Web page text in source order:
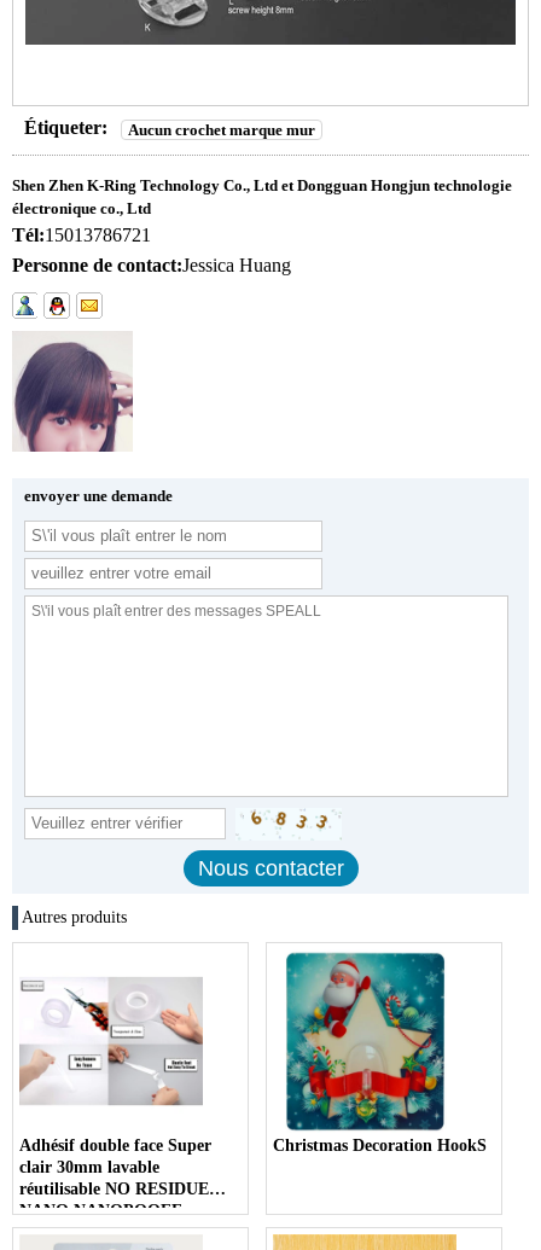
Étiqueter: Aucun crochet marque mur
Shen Zhen K-Ring Technology Co., Ltd et Dongguan Hongjun technologie
électronique co., Ltd
Tél:15013786721
Personne de contact:Jessica Huang
envoyer une demande
Autres produits
Adhésif double face Super
clair 30mm lavable
réutilisable NO RESIDUE
NANO NANOPOOFF
Christmas Decoration HookS